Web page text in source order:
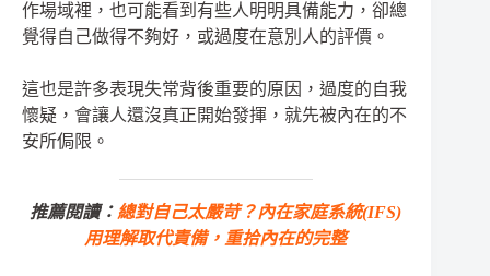
作場域裡，也可能看到有些人明明具備能力，卻總
覺得自己做得不夠好，或過度在意別人的評價。
這也是許多表現失常背後重要的原因，過度的自我
懷疑，會讓人還沒真正開始發揮，就先被內在的不
安所侷限。
推薦閱讀：總對自己太嚴苛？內在家庭系統(IFS)
用理解取代責備，重拾內在的完整